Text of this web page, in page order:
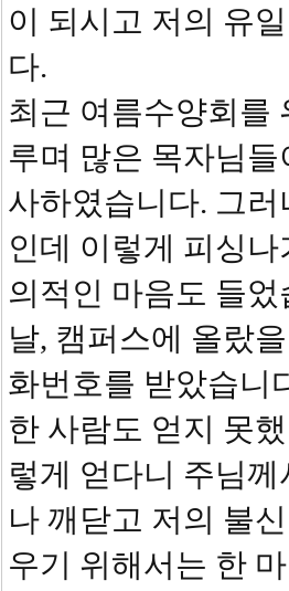
이 되시고 저의 유
다.
최근 여름수양회를
루며 많은 목자님
사하였습니다. 그
인데 이렇게 피싱
의적인 마음도 들
날, 캠퍼스에 올랐
화번호를 받았습니
한 사람도 얻지 못
렇게 얻다니 주님
나 깨닫고 저의 불
우기 위해서는 한